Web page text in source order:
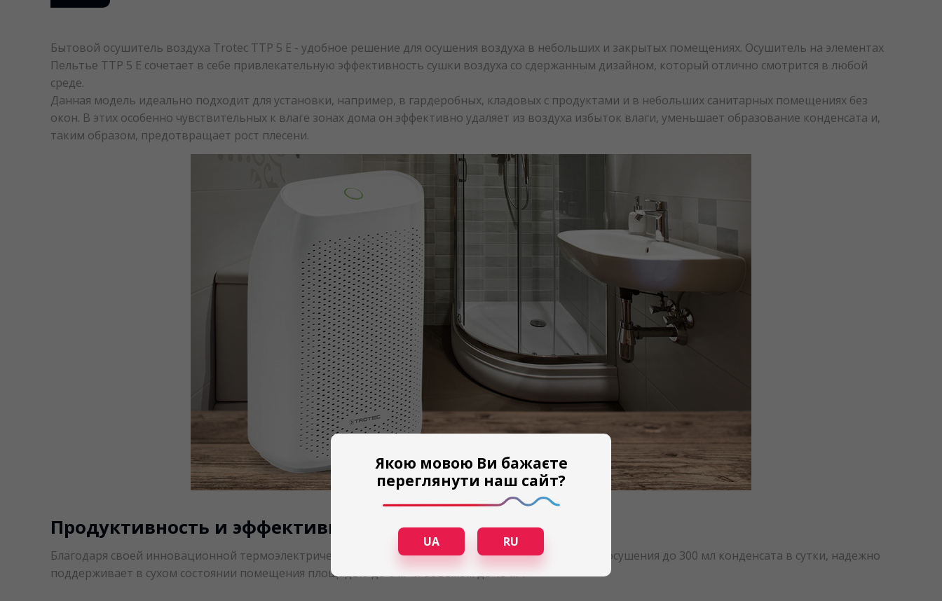
Бытовой осушитель воздуха Trotec TTP 5 E - удобное решение для осушения воздуха в небольших и закрытых помещениях. Осушитель на элементах
Пельтье TTP 5 E сочетает в себе привлекательную эффективность сушки воздуха со сдержанным дизайном, который отлично смотрится в любой
среде.
Данная модель идеально подходит для установки, например, в гардеробных, кладовых с продуктами и в небольших санитарных помещениях без
окон. В этих особенно чувствительных к влаге зонах дома он эффективно удаляет из воздуха избыток влаги, уменьшает образование конденсата и,
таким образом, предотвращает рост плесени.
Продуктивность и эффективность осушителя
Благодаря своей инновационной термоэлектрической технологии устройство с продуктивностью осушения до 300 мл конденсата в сутки, надежно
поддерживает в сухом состоянии помещения площадью до 6 м и объемом до 15 м .
Якою мовою Ви бажаєте
переглянути наш сайт?
UA RU